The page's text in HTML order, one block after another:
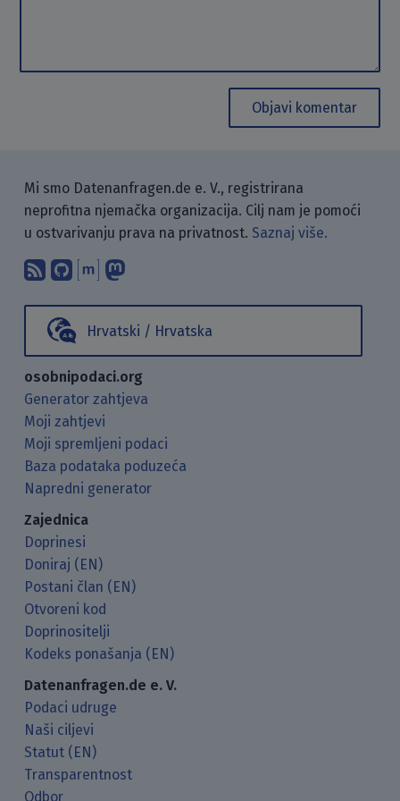
Objavi komentar
Mi smo Datenanfragen.de e. V., registrirana
neprofitna njemačka organizacija. Cilj nam je pomoći
u ostvarivanju prava na privatnost. Saznaj više.
Pretplati se na naš blog koristeći
Pronađi nas na GitHubu.
Raspravljaj s nama putem
Hrvatski / Hrvatska
osobnipodaci.org
Generator zahtjeva
Moji zahtjevi
Moji spremljeni podaci
Baza podataka poduzeća
Napredni generator
Zajednica
Doprinesi
Doniraj (EN)
Postani član (EN)
Otvoreni kod
Doprinositelji
Kodeks ponašanja (EN)
Datenanfragen.de e. V.
Podaci udruge
Naši ciljevi
Statut (EN)
Transparentnost
Odbor